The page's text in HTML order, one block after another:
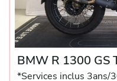
BMW R 1300 GS
*Services inclus 3ans/